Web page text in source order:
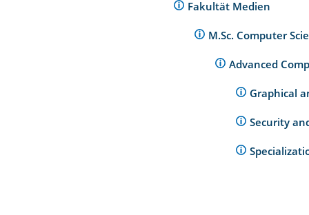
Fakultät Medien
M.Sc. Computer
Advanced
Graphical
Security